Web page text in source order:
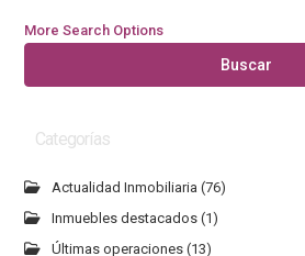
More Search Options
Buscar
Categorías
Actualidad Inmobiliaria (76)
Inmuebles destacados (1)
Últimas operaciones (13)